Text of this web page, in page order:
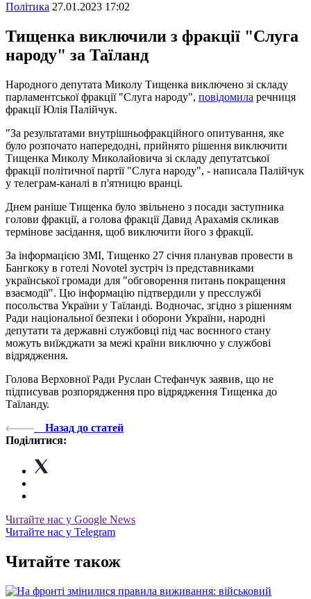
Полiтика 27.01.2023 17:02
Тищенка виключили з фракції "Слуга
народу" за Таїланд
Народного депутата Миколу Тищенка виключено зі складу
парламентської фракції "Слуга народу", повідомила речниця
фракції Юлія Палійчук.
"За результатами внутрішньофракційного опитування, яке
було розпочато напередодні, прийнято рішення виключити
Тищенка Миколу Миколайовича зі складу депутатської
фракції політичної партії "Слуга народу", - написала Палійчук
у телеграм-каналі в п'ятницю вранці.
Днем раніше Тищенка було звільнено з посади заступника
голови фракції, а голова фракції Давид Арахамія скликав
термінове засідання, щоб виключити його з фракції.
За інформацією ЗМІ, Тищенко 27 січня планував провести в
Бангкоку в готелі Novotel зустріч із представниками
української громади для "обговорення питань покращення
взаємодії". Цю інформацію підтвердили у пресслужбі
посольства України у Таїланді. Водночас, згідно з рішенням
Ради національної безпеки і оборони України, народні
депутати та державні службовці під час воєнного стану
можуть виїжджати за межі країни виключно у службові
відрядження.
Голова Верховної Ради Руслан Стефанчук заявив, що не
підписував розпорядження про відрядження Тищенка до
Таїланду.
Назад до статей
Поділитися:
Читайте нас у Google News
Читайте нас у Telegram
Читайте також